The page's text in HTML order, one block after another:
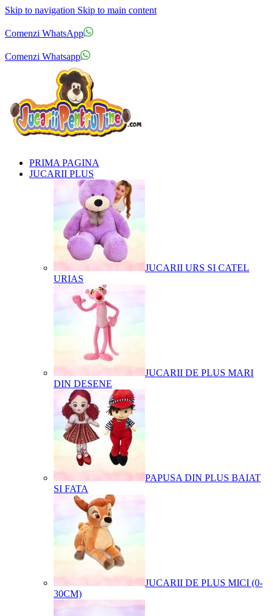
Skip to navigation Skip to main content
Comenzi WhatsApp
Comenzi Whatsapp
PRIMA PAGINA
JUCARII PLUS
JUCARII URS SI CATEL
URIAS
JUCARII DE PLUS MARI
DIN DESENE
PAPUSA DIN PLUS BAIAT
SI FATA
JUCARII DE PLUS MICI (0-
30CM)